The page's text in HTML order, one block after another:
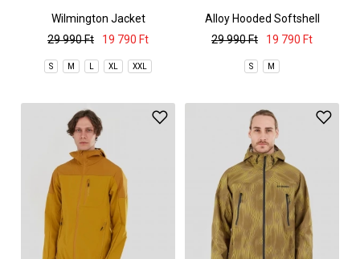
Wilmington Jacket
29 990 Ft
19 790 Ft
S M L XL XXL
Alloy Hooded Softshell
29 990 Ft
19 790 Ft
S M